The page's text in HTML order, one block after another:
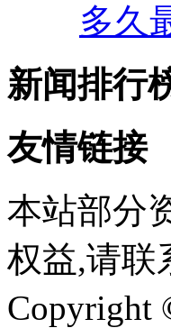
多久
新闻排行
友情链接
本站部分
权益,请联
Copyright